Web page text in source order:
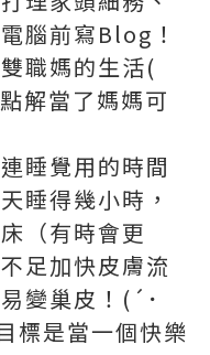
腦前寫Blog！
職媽的生活(
解當了媽媽可
睡覺用的時間
睡得幾小時，
（有時會更
足加快皮膚流
變巢皮！(´･
標是當一個快樂